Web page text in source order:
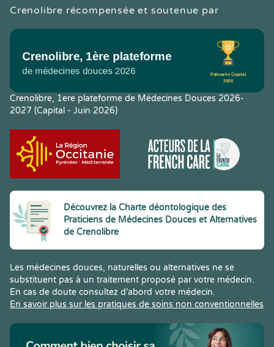
Crenolibre récompensée et soutenue par
Crenolibre, 1ere plateforme de Médecines Douces 2026-
2027 (Capital - Juin 2026)
Découvrez la Charte déontologique des
Praticiens de Médecines Douces et Alternatives
de Crenolibre
Les médecines douces, naturelles ou alternatives ne se
substituent pas à un traitement proposé par votre médecin.
En cas de doute consultez d’abord votre médecin.
En savoir plus sur les pratiques de soins non conventionnelles